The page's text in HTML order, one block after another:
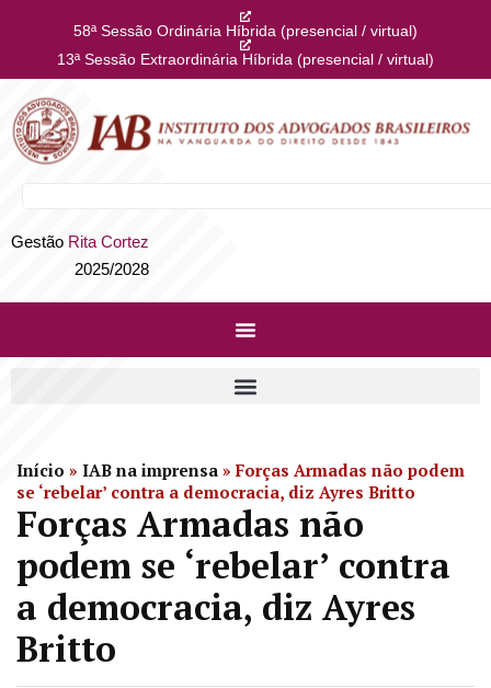
58ª Sessão Ordinária Híbrida (presencial / virtual)
13ª Sessão Extraordinária Híbrida (presencial / virtual)
Gestão Rita Cortez
2025/2028
Início » IAB na imprensa » Forças Armadas não podem
se ‘rebelar’ contra a democracia, diz Ayres Britto
Forças Armadas não
podem se ‘rebelar’ contra
a democracia, diz Ayres
Britto